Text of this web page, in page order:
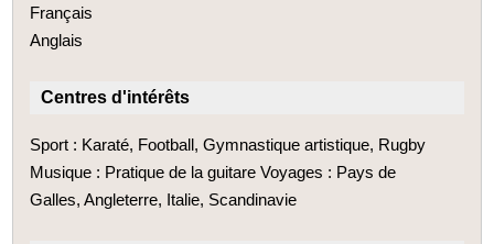
Français
Anglais
Centres d'intérêts
Sport : Karaté, Football, Gymnastique artistique, Rugby
Musique : Pratique de la guitare Voyages : Pays de
Galles, Angleterre, Italie, Scandinavie